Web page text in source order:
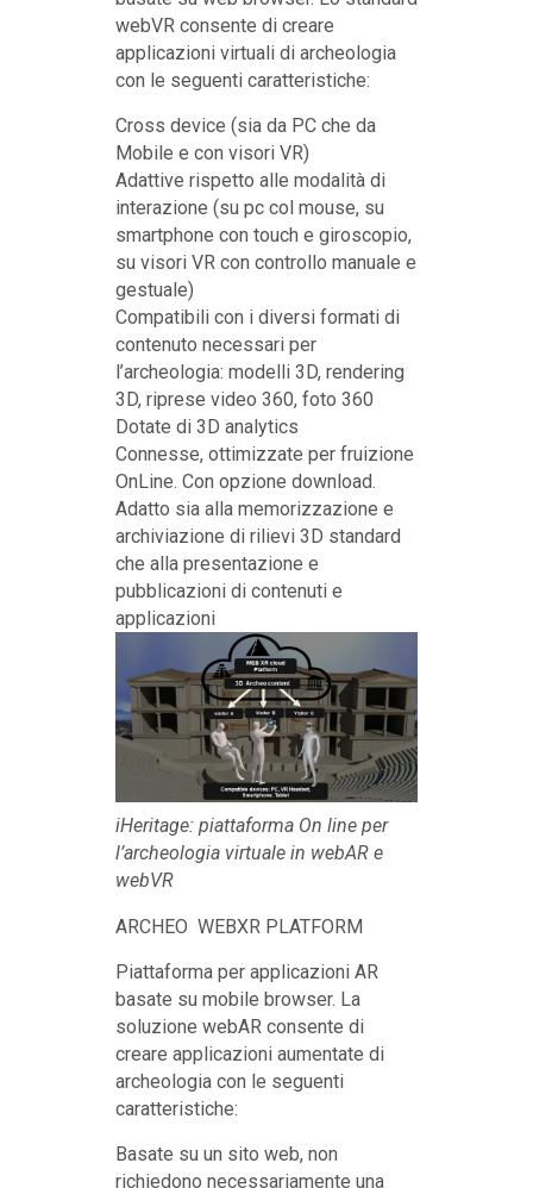
webVR consente di creare
applicazioni virtuali di archeologia
con le seguenti caratteristiche:
Cross device (sia da PC che da
Mobile e con visori VR)
Adattive rispetto alle modalità di
interazione (su pc col mouse, su
smartphone con touch e giroscopio,
su visori VR con controllo manuale e
gestuale)
Compatibili con i diversi formati di
contenuto necessari per
l’archeologia: modelli 3D, rendering
3D, riprese video 360, foto 360
Dotate di 3D analytics
Connesse, ottimizzate per fruizione
OnLine. Con opzione download.
Adatto sia alla memorizzazione e
archiviazione di rilievi 3D standard
che alla presentazione e
pubblicazioni di contenuti e
applicazioni
iHeritage: piattaforma On line per
l’archeologia virtuale in webAR e
webVR
ARCHEO WEBXR PLATFORM
Piattaforma per applicazioni AR
basate su mobile browser. La
soluzione webAR consente di
creare applicazioni aumentate di
archeologia con le seguenti
caratteristiche:
Basate su un sito web, non
richiedono necessariamente una